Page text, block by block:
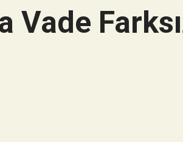
Vade